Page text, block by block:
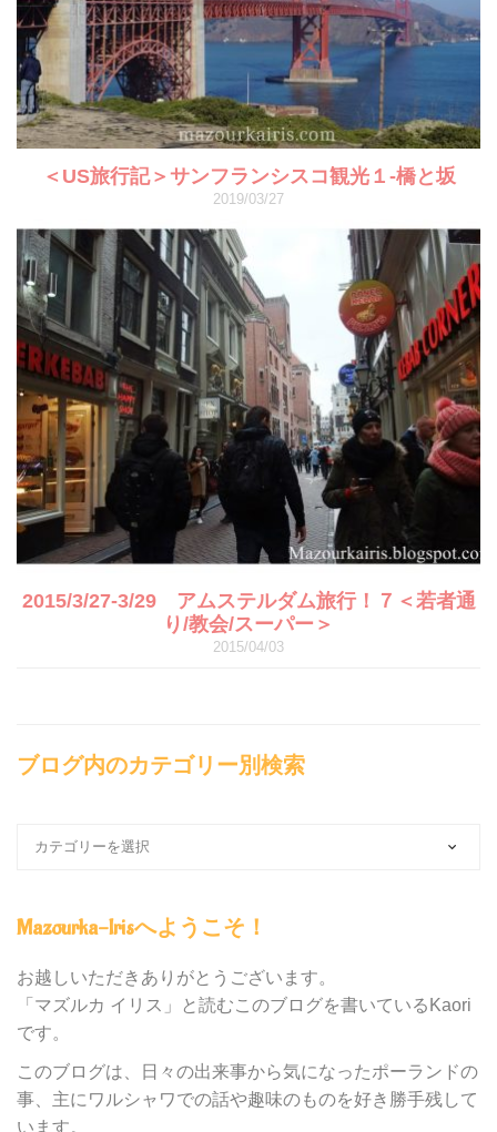
＜US旅行記＞サンフランシスコ観光１-橋と坂
2019/03/27
2015/3/27-3/29 アムステルダム旅行！７＜若者通
り/教会/スーパー＞
2015/04/03
ブログ内のカテゴリー別検索
の
テ
ゴ
ー
別
検
索
Mazourka-Irisへようこそ！
お越しいただきありがとうございます。
「マズルカ イリス」と読むこのブログを書いているKaori
です。
このブログは、日々の出来事から気になったポーランドの
事、主にワルシャワでの話や趣味のものを好き勝手残して
います。